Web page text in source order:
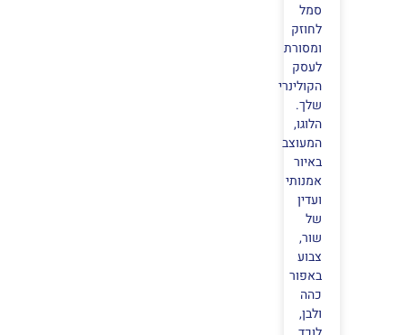
סמל
לחוזק
ומסורת
לעסק
הקולינרי
שלך.
הלוגו,
המעוצב
באיור
אמנותי
ועדין
של
שור,
צבוע
באפור
כהה
ולבן,